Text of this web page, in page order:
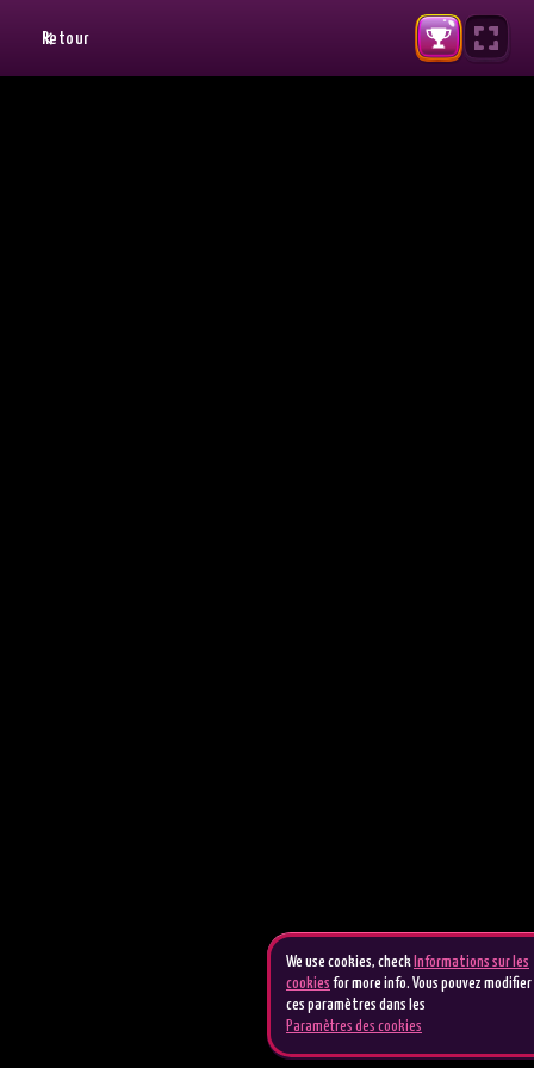
Retour
We use cookies, check Informations sur les
cookies for more info. Vous pouvez modifier
ces paramètres dans les
Paramètres des cookies